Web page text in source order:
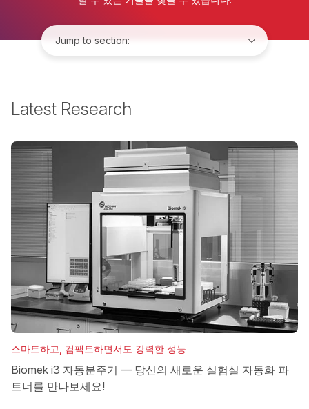
Latest Research
스마트하고, 컴팩트하면서도 강력한 성능
Biomek i3 자동분주기 — 당신의 새로운 실험실 자동화 파
트너를 만나보세요!